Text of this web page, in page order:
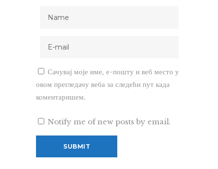
Сачувај моје име, е-пошту и веб место у
овом прегледачу веба за следећи пут када
коментаришем.
Notify me of new posts by email.